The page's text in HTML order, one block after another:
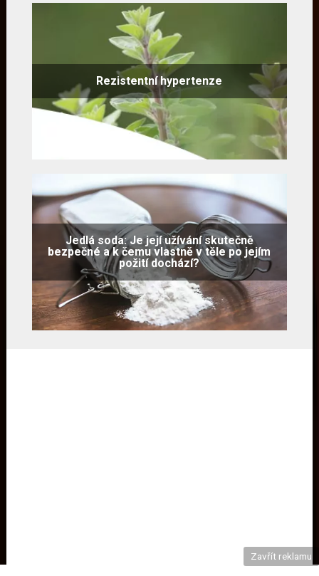
Rezistentní hypertenze
Jedlá soda: Je její užívání skutečně
bezpečné a k čemu vlastně v těle po jejím
požití dochází?
Zavřít reklamu